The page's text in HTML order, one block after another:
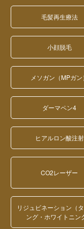
毛髪再生療法
小顔脱毛
メソガン（MPガン
ダーマペン4
ヒアルロン酸注射
CO2レーザー
リジュビネーション（
ング・ホワイトニン